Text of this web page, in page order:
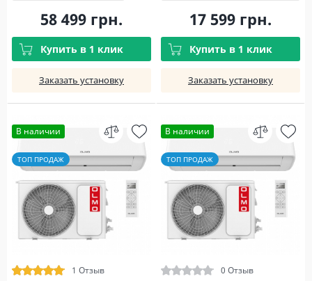
58 499 грн.
Купить в 1 клик
Заказать установку
17 599 грн.
Купить в 1 клик
Заказать установку
В наличии
ТОП ПРОДАЖ
1 Отзыв
В наличии
ТОП ПРОДАЖ
0 Отзыв